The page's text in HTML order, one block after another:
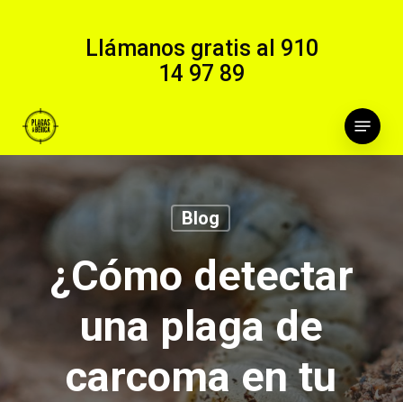
Llámanos gratis al 910
14 97 89
Menu
Blog
¿Cómo detectar
una plaga de
carcoma en tu